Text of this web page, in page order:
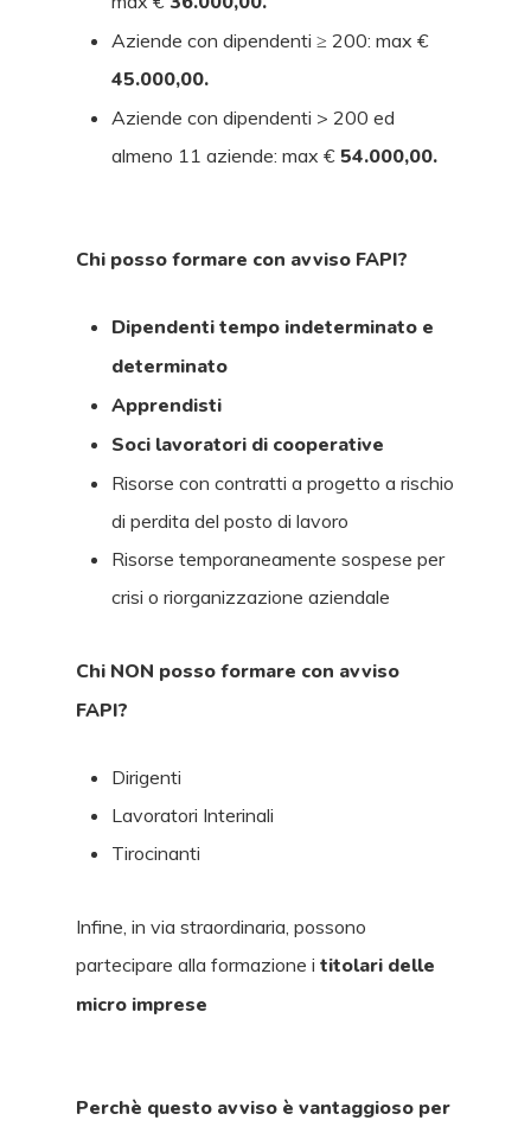
Aziende con dipendenti ≥ 200: max €
45.000,00.
Aziende con dipendenti > 200 ed
almeno 11 aziende: max € 54.000,00.
Chi posso formare con avviso FAPI?
Dipendenti tempo indeterminato e
determinato
Apprendisti
Soci lavoratori di cooperative
Risorse con contratti a progetto a rischio
di perdita del posto di lavoro
Risorse temporaneamente sospese per
crisi o riorganizzazione aziendale
Chi NON posso formare con avviso
FAPI?
Dirigenti
Lavoratori Interinali
Tirocinanti
Infine, in via straordinaria, possono
partecipare alla formazione i titolari delle
micro imprese
Perchè questo avviso è vantaggioso per